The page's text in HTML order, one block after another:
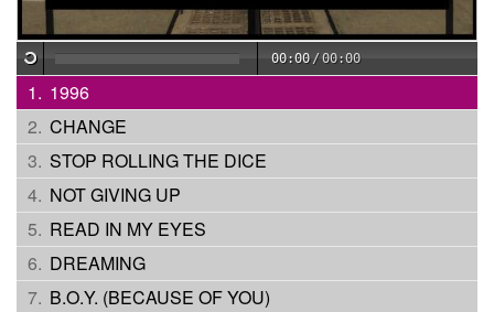
00:00 /00:00
1996
CHANGE
STOP ROLLING THE DICE
NOT GIVING UP
READ IN MY EYES
DREAMING
B.O.Y. (BECAUSE OF YOU)